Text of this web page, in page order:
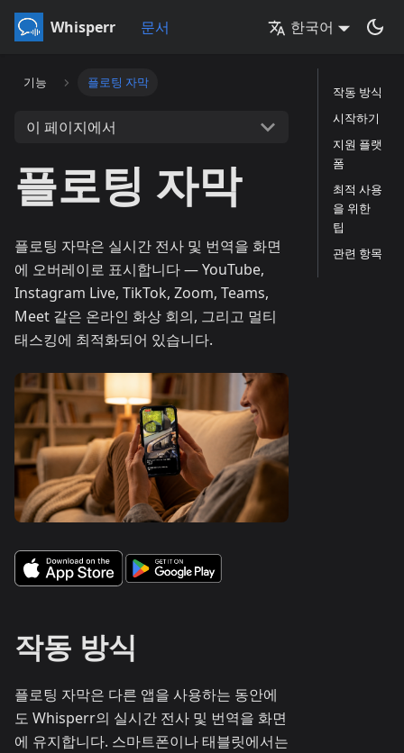
Whisperr 문서 한국어
기능 플로팅 자막
이 페이지에서
플로팅 자막
플로팅 자막은 실시간 전사 및 번역을 화면
에 오버레이로 표시합니다 — YouTube,
Instagram Live, TikTok, Zoom, Teams,
Meet 같은 온라인 화상 회의, 그리고 멀티
태스킹에 최적화되어 있습니다.
작동 방식
플로팅 자막은 다른 앱을 사용하는 동안에
도 Whisperr의 실시간 전사 및 번역을 화면
에 유지합니다. 스마트폰이나 태블릿에서는
작동 방식
시작하기
지원 플랫
폼
최적 사용
을 위한
팁
관련 항목